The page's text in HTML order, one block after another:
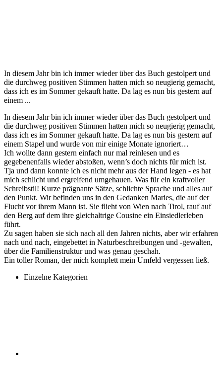
In diesem Jahr bin ich immer wieder über das Buch gestolpert und
die durchweg positiven Stimmen hatten mich so neugierig gemacht,
dass ich es im Sommer gekauft hatte. Da lag es nun bis gestern auf
einem ...
In diesem Jahr bin ich immer wieder über das Buch gestolpert und
die durchweg positiven Stimmen hatten mich so neugierig gemacht,
dass ich es im Sommer gekauft hatte. Da lag es nun bis gestern auf
einem Stapel und wurde von mir einige Monate ignoriert…
Ich wollte dann gestern einfach nur mal reinlesen und es
gegebenenfalls wieder abstoßen, wenn’s doch nichts für mich ist.
Tja und dann konnte ich es nicht mehr aus der Hand legen - es hat
mich schlicht und ergreifend umgehauen. Was für ein kraftvoller
Schreibstil! Kurze prägnante Sätze, schlichte Sprache und alles auf
den Punkt. Wir befinden uns in den Gedanken Maries, die auf der
Flucht vor ihrem Mann ist. Sie flieht von Wien nach Tirol, rauf auf
den Berg auf dem ihre gleichaltrige Cousine ein Einsiedlerleben
führt.
Zu sagen haben sie sich nach all den Jahren nichts, aber wir erfahren
nach und nach, eingebettet in Naturbeschreibungen und -gewalten,
über die Familienstruktur und was genau geschah.
Ein toller Roman, der mich komplett mein Umfeld vergessen ließ.
Einzelne Kategorien